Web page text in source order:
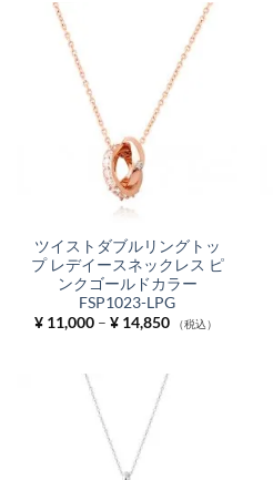
ツイストダブルリングトッ
プ レデイースネックレス ピ
ンクゴールドカラー
FSP1023-LPG
¥11,000 – ¥14,850価
格
–
（税込）